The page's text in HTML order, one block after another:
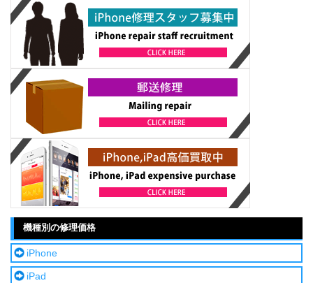
機種別の修理価格
iPhone
iPad